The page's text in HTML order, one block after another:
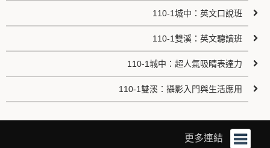
110-1城中：英文口說班
110-1雙溪：英文聽讀班
110-1城中：超人氣吸睛表達力
110-1雙溪：攝影入門與生活應用
更多連結